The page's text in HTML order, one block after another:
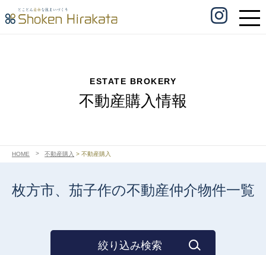
ESTATE BROKERY
不動産購入情報
HOME 不動産購入 > 不動産購入
枚方市、茄子作の不動産仲介物件一覧
絞り込み検索